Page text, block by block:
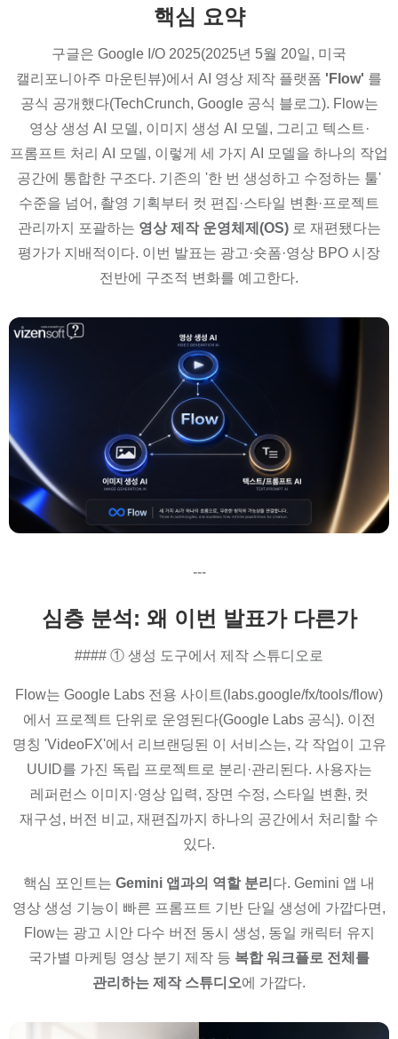
핵심 요약
구글은 Google I/O 2025(2025년 5월 20일, 미국
캘리포니아주 마운틴뷰)에서 AI 영상 제작 플랫폼 'Flow' 를
공식 공개했다(TechCrunch, Google 공식 블로그). Flow는
영상 생성 AI 모델, 이미지 생성 AI 모델, 그리고 텍스트·
프롬프트 처리 AI 모델, 이렇게 세 가지 AI 모델을 하나의 작업
공간에 통합한 구조다. 기존의 '한 번 생성하고 수정하는 툴'
수준을 넘어, 촬영 기획부터 컷 편집·스타일 변환·프로젝트
관리까지 포괄하는 영상 제작 운영체제(OS)로 재편됐다는
평가가 지배적이다. 이번 발표는 광고·숏폼·영상 BPO 시장
전반에 구조적 변화를 예고한다.
---
심층 분석: 왜 이번 발표가 다른가
#### ① 생성 도구에서 제작 스튜디오로
Flow는 Google Labs 전용 사이트(labs.google/fx/tools/flow)
에서 프로젝트 단위로 운영된다(Google Labs 공식). 이전
명칭 'VideoFX'에서 리브랜딩된 이 서비스는, 각 작업이 고유
UUID를 가진 독립 프로젝트로 분리·관리된다. 사용자는
레퍼런스 이미지·영상 입력, 장면 수정, 스타일 변환, 컷
재구성, 버전 비교, 재편집까지 하나의 공간에서 처리할 수
있다.
핵심 포인트는 Gemini 앱과의 역할 분리 다. Gemini 앱 내
영상 생성 기능이 빠른 프롬프트 기반 단일 생성에 가깝다면,
Flow는 광고 시안 다수 버전 동시 생성, 동일 캐릭터 유지
국가별 마케팅 영상 분기 제작 등 복합 워크플로 전체를
관리하는 제작 스튜디오에 가깝다.